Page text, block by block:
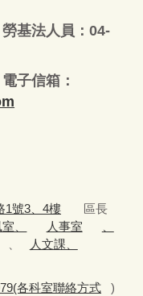
：04-
：
1號3、4樓
區長
、 人事室
人文課、
各科室聯絡方式 )